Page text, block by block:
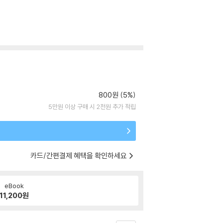
800원 (5%)
5만원 이상 구매 시 2천원 추가 적립
카드/간편결제 혜택을 확인하세요
eBook
11,200원